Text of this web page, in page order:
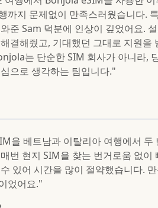
까지 문제없이 만족스러웠습니다.
준 Sam 덕분에 인상이 깊었어요.
결해줬고, 기대했던 그대로 지원을
는 단순한 SIM 회사가 아니라,
으로 생각하는 팀입니다."
을 베트남과 이탈리아 여행에서 두
번 현지 SIM을 찾는 번거로움 없이
있어 시간을 많이 절약했습니다.
었어요."